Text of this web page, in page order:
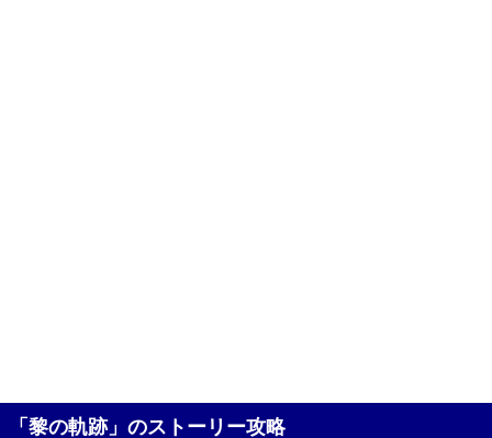
「黎の軌跡」のストーリー攻略